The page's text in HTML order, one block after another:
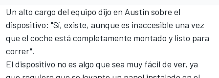
Un alto cargo del equipo dijo en Austin sobre el
dispositivo: "Sí, existe, aunque es inaccesible una vez
que el coche está completamente montado y listo para
correr".
El dispositivo no es algo que sea muy fácil de ver, ya